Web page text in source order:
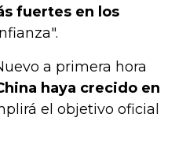
fuertes en los
a primera hora
haya crecido en
el objetivo oficial